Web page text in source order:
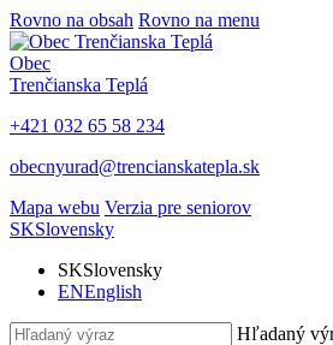
Rovno na obsah Rovno na menu
Obec
Trenčianska Teplá
+421 032 65 58 234
obecnyurad@trencianskatepla.sk
Mapa webu Verzia pre seniorov
SKSlovensky
SKSlovensky
ENEnglish
Hľadaný